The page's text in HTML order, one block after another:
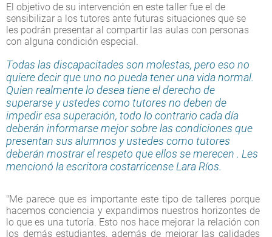
El objetivo de su intervención en este taller fue el de
sensibilizar a los tutores ante futuras situaciones que se
les podrán presentar al compartir las aulas con personas
con alguna condición especial.
Todas las discapacitades son molestas, pero eso no
quiere decir que uno no pueda tener una vida normal.
Quien realmente lo desea tiene el derecho de
superarse y ustedes como tutores no deben de
impedir esa superación, todo lo contrario cada día
deberán informarse mejor sobre las condiciones que
presentan sus alumnos y ustedes como tutores
deberán mostrar el respeto que ellos se merecen . Les
mencionó la escritora costarricense Lara Ríos.
"Me parece que es importante este tipo de talleres porque
hacemos conciencia y expandimos nuestros horizontes de
lo que es una tutoría. Esto nos hace mejorar la relación con
los demás estudiantes, además de mejorar las calidades